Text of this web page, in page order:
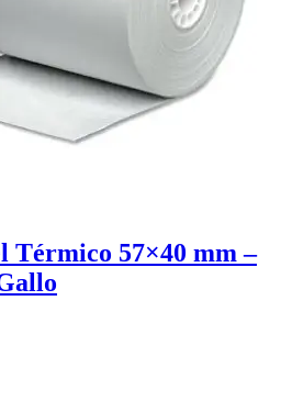
Térmico 57×40 mm –